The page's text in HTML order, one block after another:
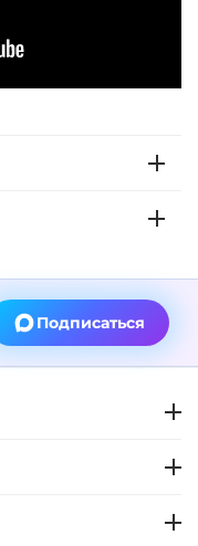
Подписаться